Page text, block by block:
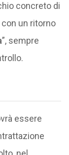
concreto di
un ritorno
”, sempre
essere